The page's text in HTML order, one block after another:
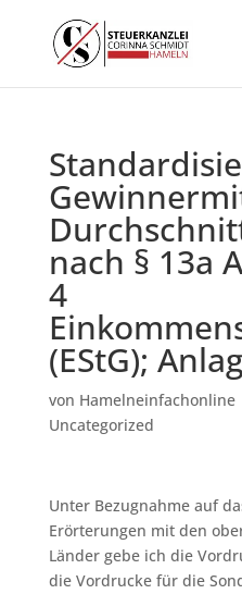
nach § 13a
4
(EStG);
von Hamelneinfachonline
Uncategorized
Unter Bezugnahme auf
Erörterungen mit den
Länder gebe ich die
die Vordrucke für die